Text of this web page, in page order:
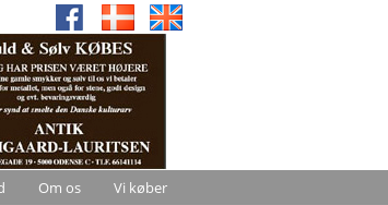
Om os Vi køber